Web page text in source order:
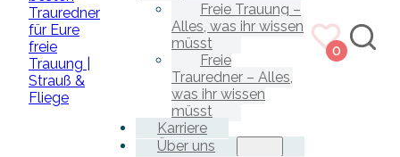
Freie Trauung –
Alles, was ihr wissen
müsst
Freie
Trauredner – Alles,
was ihr wissen
müsst
Karriere
Über uns
0